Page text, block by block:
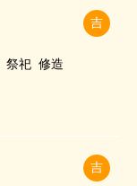
吉
祭祀 修造
吉